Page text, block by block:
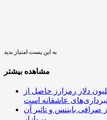
به این پست امتیاز بدید
مشاهده بیشتر
در پی توقیف ۲۵ میلیون دلار رمزارز حاصل از
عاشقانه است
از صرافی بایننس و تاثیر آن